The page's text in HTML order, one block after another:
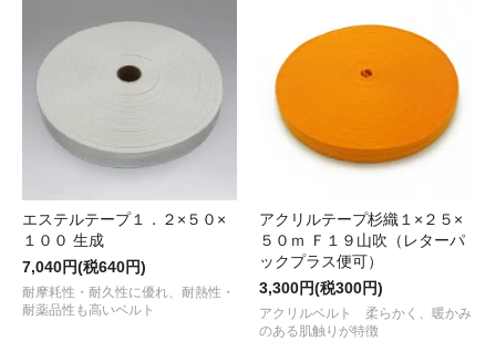
エステルテープ１．２×５０×
１００ 生成
7,040円(税640円)
耐摩耗性・耐久性に優れ、耐熱性・
耐薬品性も高いベルト
アクリルテープ杉織１×２５×
５０ｍ Ｆ１９山吹（レターパ
ックプラス便可）
3,300円(税300円)
アクリルベルト 柔らかく、暖かみ
のある肌触りが特徴